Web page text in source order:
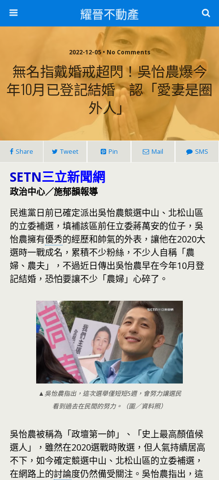
耀晉不動產
2022-12-05 • No Comments
無名指戴婚戒超閃！吳怡農爆今
年10月已登記結婚 認「愛妻是圈
外人」
Share Tweet Pin Mail SMS
SETN三立新聞網
政治中心／施郁韻報導
民進黨日前已確定派出吳怡農競選中山、北松山區
的立委補選，填補該區前任立委蔣萬安的位子，吳
怡農擁有優秀的經歷和帥氣的外表，讓他在2020大
選時一戰成名，累積不少粉絲，不少人自稱「農
婦、農夫」，不過近日傳出吳怡農早在今年10月登
記結婚，恐怕要讓不少「農婦」心碎了。
▲吳怡農指出，這次選舉僅短短5週，會努力讓選民
看到過去在民間的努力。（圖／資料照）
吳怡農被稱為「政壇第一帥」、「史上最高顏值候
選人」，雖然在2020選戰時敗選，但人氣持續居高
不下，如今確定競選中山、北松山區的立委補選，
在網路上的討論度仍然備受關注。吳怡農指出，這